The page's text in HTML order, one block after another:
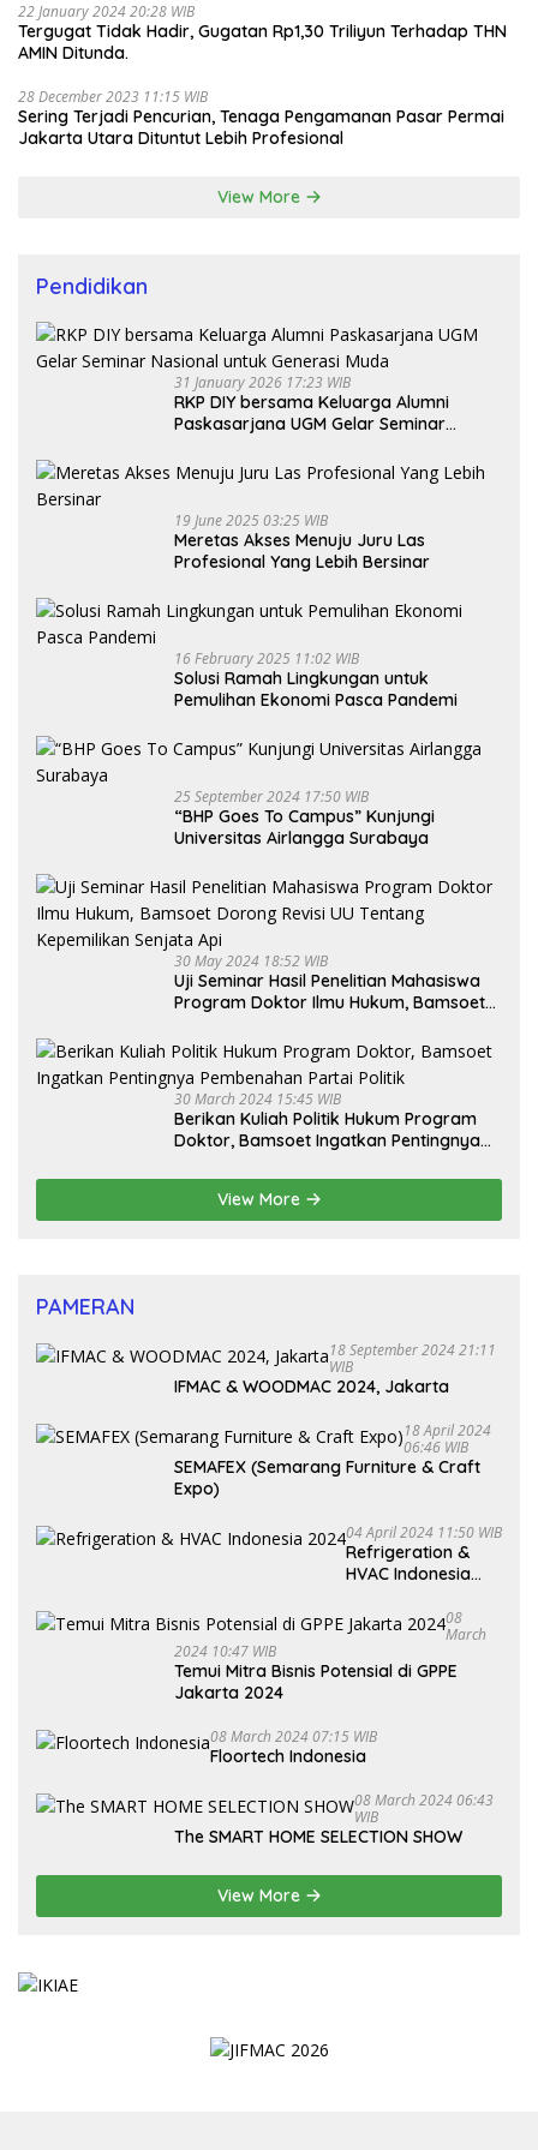
22 January 2024 20:28 WIB
Tergugat Tidak Hadir, Gugatan Rp1,30 Triliyun Terhadap THN
AMIN Ditunda.
28 December 2023 11:15 WIB
Sering Terjadi Pencurian, Tenaga Pengamanan Pasar Permai
Jakarta Utara Dituntut Lebih Profesional
View More
Pendidikan
31 January 2026 17:23 WIB
RKP DIY bersama Keluarga Alumni
Paskasarjana UGM Gelar Seminar
19 June 2025 03:25 WIB
Meretas Akses Menuju Juru Las
Profesional Yang Lebih Bersinar
16 February 2025 11:02 WIB
Solusi Ramah Lingkungan untuk
Pemulihan Ekonomi Pasca Pandemi
25 September 2024 17:50 WIB
“BHP Goes To Campus” Kunjungi
Universitas Airlangga Surabaya
30 May 2024 18:52 WIB
Uji Seminar Hasil Penelitian Mahasiswa
Program Doktor Ilmu Hukum, Bamsoet
Senjata Api
30 March 2024 15:45 WIB
Berikan Kuliah Politik Hukum Program
Doktor, Bamsoet Ingatkan Pentingnya
View More
PAMERAN
18 September 2024 21:11
WIB
IFMAC & WOODMAC 2024, Jakarta
18 April 2024
06:46 WIB
SEMAFEX (Semarang Furniture & Craft
Expo)
04 April 2024 11:50 WIB
Refrigeration &
HVAC Indonesia
08
March
2024 10:47 WIB
Temui Mitra Bisnis Potensial di GPPE
Jakarta 2024
08 March 2024 07:15 WIB
Floortech Indonesia
08 March 2024 06:43
WIB
The SMART HOME SELECTION SHOW
View More